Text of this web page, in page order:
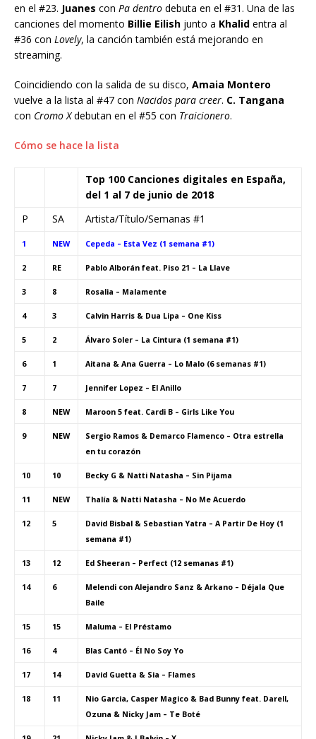
en el #23. Juanes con Pa dentro debuta en el #31. Una de las
canciones del momento Billie Eilish junto a Khalid entra al
#36 con Lovely, la canción también está mejorando en
streaming.
Coincidiendo con la salida de su disco, Amaia Montero
vuelve a la lista al #47 con Nacidos para creer. C. Tangana
con Cromo Xdebutan en el #55 con Traicionero.
Cómo se hace la lista
Top 100 Canciones digitales en España,
del 1 al 7 de junio de 2018
P
SA Artista/Título/Semanas #1
1 NEW Cepeda – Esta Vez (1 semana #1)
2 RE Pablo Alborán feat. Piso 21 – La Llave
3 8 Rosalia – Malamente
4 3 Calvin Harris & Dua Lipa – One Kiss
5 2 Álvaro Soler – La Cintura (1 semana #1)
6 1 Aitana & Ana Guerra – Lo Malo (6 semanas #1)
7 7 Jennifer Lopez – El Anillo
8 NEW Maroon 5 feat. Cardi B – Girls Like You
9 NEW
Sergio Ramos & Demarco Flamenco – Otra estrella
en tu corazón
10 10 Becky G & Natti Natasha – Sin Pijama
11 NEW Thalía & Natti Natasha – No Me Acuerdo
12 5
David Bisbal & Sebastian Yatra – A Partir De Hoy (1
semana #1)
13 12 Ed Sheeran – Perfect (12 semanas #1)
14 6
Melendi con Alejandro Sanz & Arkano – Déjala Que
Baile
15 15 Maluma – El Préstamo
16 4 Blas Cantó – Él No Soy Yo
17 14 David Guetta & Sia – Flames
18 11
Nio Garcia, Casper Magico & Bad Bunny feat. Darell,
Ozuna & Nicky Jam – Te Boté